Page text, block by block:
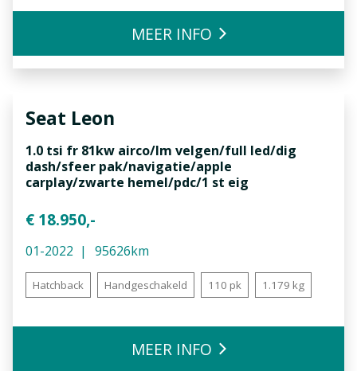
MEER INFO
Seat Leon
1.0 tsi fr 81kw airco/lm velgen/full led/dig
dash/sfeer pak/navigatie/apple
carplay/zwarte hemel/pdc/1 st eig
€ 18.950,-
01-2022 95626km
Hatchback Handgeschakeld 110 pk 1.179 kg
MEER INFO